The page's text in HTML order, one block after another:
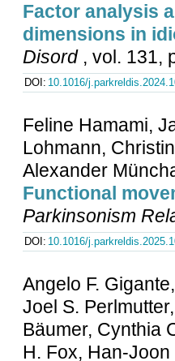
Factor analysis
dimensions in
Disord, vol. 131,
DOI: 10.1016/
Feline Hamami,
Lohmann,
Alexander
Functional
Parkinsonism
DOI: 10.1016/
Angelo F.
Joel S.
Bäumer, Cynthia
H. Fox, Han-